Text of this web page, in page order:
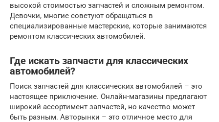
высокой стоимостью запчастей и сложным ремонтом.
Девочки, многие советуют обращаться в
специализированные мастерские, которые занимаются
ремонтом классических автомобилей.
Где искать запчасти для классических
автомобилей?
Поиск запчастей для классических автомобилей – это
настоящее приключение. Онлайн-магазины предлагают
широкий ассортимент запчастей, но качество может
быть разным. Авторынки – это отличное место для